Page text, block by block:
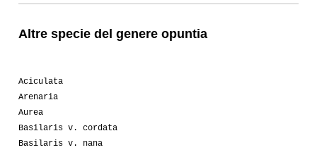
Altre specie del genere opuntia
Aciculata
Arenaria
Aurea
Basilaris v. cordata
Basilaris v. nana